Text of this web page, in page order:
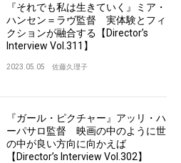
『それでも私は生きていく』ミア・
ハンセン＝ラヴ監督 実体験とフィ
クションが融合する【Director’s
Interview Vol.311】
2023.05.05 佐藤久理子
『ガール・ピクチャー』アッリ・ハ
ーパサロ監督 映画の中のように世
の中が良い方向に向かえば
【Director’s Interview Vol.302】